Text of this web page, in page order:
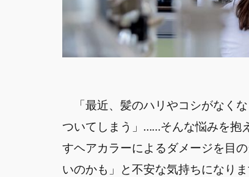
「最近、髪のハリやコシがなく
ついてしまう」……そんな悩みを抱
すヘアカラーによるダメージを目
いのかも」と不安な気持ちになりま